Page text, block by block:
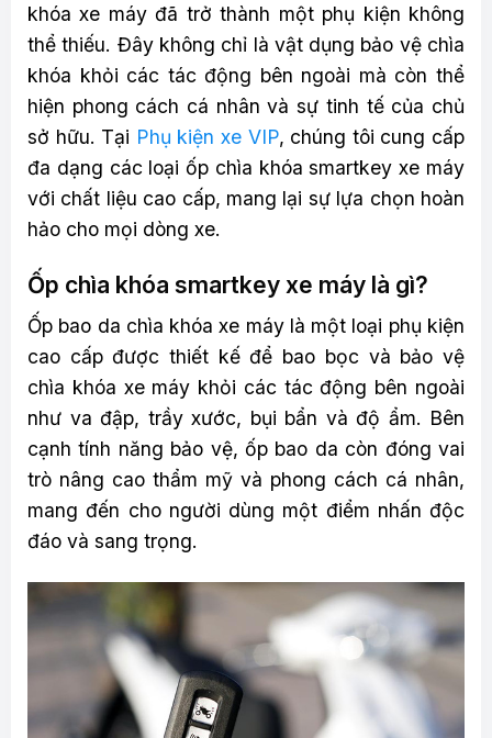
khóa xe máy đã trở thành một phụ kiện không
thể thiếu. Đây không chỉ là vật dụng bảo vệ chìa
khóa khỏi các tác động bên ngoài mà còn thể
hiện phong cách cá nhân và sự tinh tế của chủ
sở hữu. Tại Phụ kiện xe VIP, chúng tôi cung cấp
đa dạng các loại ốp chìa khóa smartkey xe máy
với chất liệu cao cấp, mang lại sự lựa chọn hoàn
hảo cho mọi dòng xe.
Ốp chìa khóa smartkey xe máy là gì?
Ốp bao da chìa khóa xe máy là một loại phụ kiện
cao cấp được thiết kế để bao bọc và bảo vệ
chìa khóa xe máy khỏi các tác động bên ngoài
như va đập, trầy xước, bụi bẩn và độ ẩm. Bên
cạnh tính năng bảo vệ, ốp bao da còn đóng vai
trò nâng cao thẩm mỹ và phong cách cá nhân,
mang đến cho người dùng một điểm nhấn độc
đáo và sang trọng.